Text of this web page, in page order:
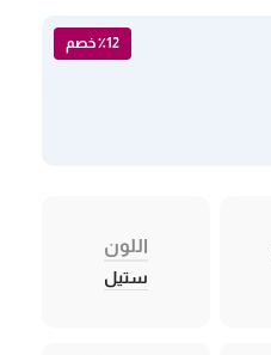
٪12 خصم
اللون
ستيل